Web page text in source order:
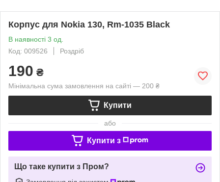
Корпус для Nokia 130, Rm-1035 Black
В наявності 3 од.
Код: 009526
Роздріб
190 ₴
Мінімальна сума замовлення на сайті — 200 ₴
Купити
або
Купити з
Що таке купити з Пром?